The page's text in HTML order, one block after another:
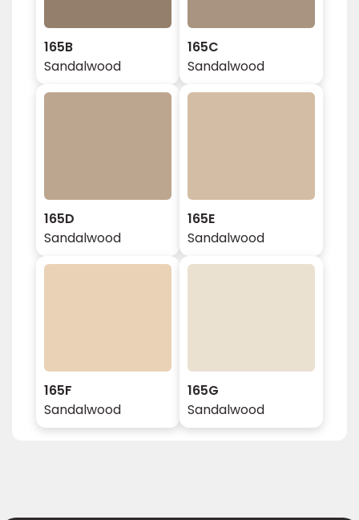
165B
Sandalwood
165C
Sandalwood
165D
Sandalwood
165E
Sandalwood
165F
Sandalwood
165G
Sandalwood